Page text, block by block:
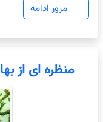
مرور ادامه
منظره ای از